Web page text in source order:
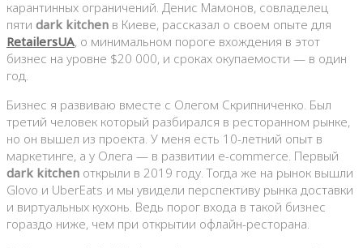
карантинных ограничений. Денис Мамонов, совладелец
пяти dark kitchen в Киеве, рассказал о своем опыте для
RetailersUA, о минимальном пороге вхождения в этот
бизнес на уровне $20 000, и сроках окупаемости — в один
год.
Бизнес я развиваю вместе с Олегом Скрипниченко. Был
третий человек который разбирался в ресторанном рынке,
но он вышел из проекта. У меня есть 10-летний опыт в
маркетинге, а у Олега — в развитии e-commerce. Первый
dark kitchen открыли в 2019 году. Тогда же на рынок вышли
Glovo и UberEats и мы увидели перспективу рынка доставки
и виртуальных кухонь. Ведь порог входа в такой бизнес
гораздо ниже, чем при открытии офлайн-ресторана.